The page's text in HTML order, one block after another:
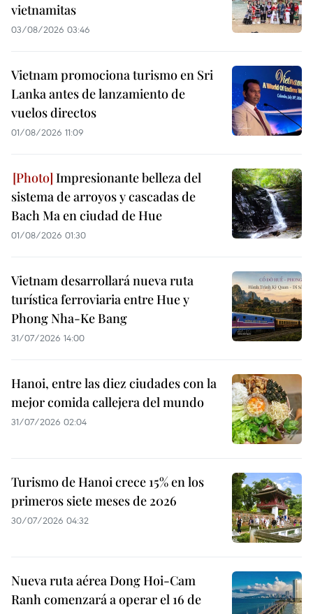
vietnamitas
03/08/2026 03:46
Vietnam promociona turismo en Sri
Lanka antes de lanzamiento de
vuelos directos
01/08/2026 11:09
Impresionante belleza del
sistema de arroyos y cascadas de
Bach Ma en ciudad de Hue
01/08/2026 01:30
Vietnam desarrollará nueva ruta
turística ferroviaria entre Hue y
Phong Nha-Ke Bang
31/07/2026 14:00
Hanoi, entre las diez ciudades con la
mejor comida callejera del mundo
31/07/2026 02:04
Turismo de Hanoi crece 15% en los
primeros siete meses de 2026
30/07/2026 04:32
Nueva ruta aérea Dong Hoi-Cam
Ranh comenzará a operar el 16 de